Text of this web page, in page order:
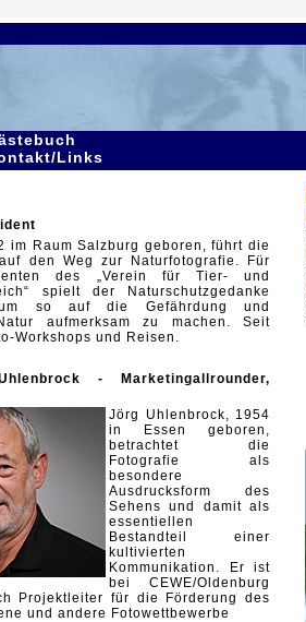
Links
im Raum Salzburg geboren, führt die
den Weg zur Naturfotografie. Für
des „Verein für Tier- und
spielt der Naturschutzgedanke
so auf die Gefährdung und
aufmerksam zu machen. Seit
Workshops und Reisen.
- Marketingallrounder,
Jörg Uhlenbrock, 1954
in Essen geboren,
betrachtet die
Fotografie als
besondere
Ausdrucksform des
Sehens und damit als
essentiellen
Bestandteil einer
kultivierten
Kommunikation. Er ist
bei CEWE/Oldenburg
Projektleiter für die Förderung des
und andere Fotowettbewerbe